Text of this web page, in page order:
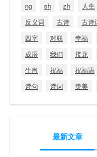
ng sh zh 人生
反义词
古诗 古诗
四字
对联 幸福
成语
我们 接龙
生肖
祝福 祝福语
诗句
诗词 赞美
最新文章